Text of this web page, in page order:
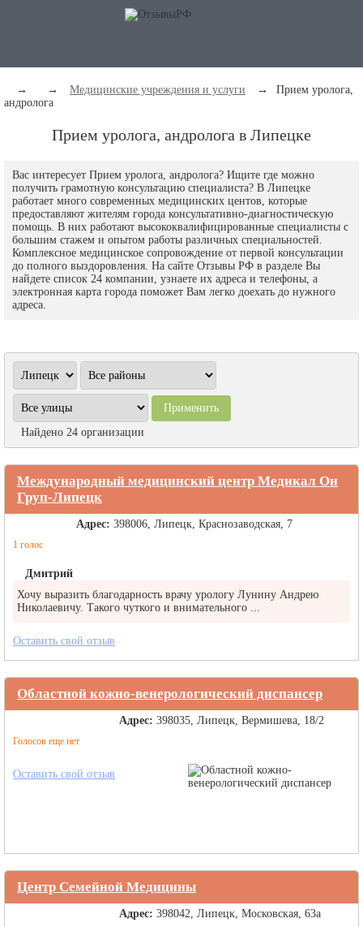
→ → Медицинские учреждения и услуги →
Прием уролога,
андролога
Прием уролога, андролога в Липецке
Вас интересует Прием уролога, андролога? Ищите где можно
получить грамотную консультацию специалиста? В Липецке
работает много современных медицинских центов, которые
предоставляют жителям города консультативно-диагностическую
помощь. В них работают высококвалифицированные специалисты с
большим стажем и опытом работы различных специальностей.
Комплексное медицинское сопровождение от первой консультации
до полного выздоровления. На сайте Отзывы РФ в разделе Вы
найдете список 24 компании, узнаете их адреса и телефоны, а
электронная карта города поможет Вам легко доехать до нужного
адреса.
Найдено 24 организации
Международный медицинский центр Медикал Он
Груп-Липецк
1 голос
Адрес: 398006, Липецк, Краснозаводская, 7
Дмитрий
Хочу выразить благодарность врачу урологу Лунину Андрею
Николаевичу. Такого чуткого и внимательного ...
Оставить свой отзыв
Областной кожно-венерологический диспансер
Голосов еще нет
Адрес: 398035, Липецк, Вермишева, 18/2
Оставить свой отзыв
Центр Семейной Медицины
Адрес: 398042, Липецк, Московская, 63а